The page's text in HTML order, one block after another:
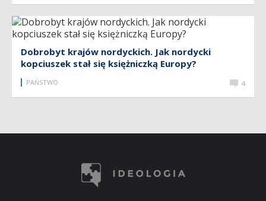
Dobrobyt krajów nordyckich. Jak nordycki
kopciuszek stał się księżniczką Europy?
PAŃSTWO 4